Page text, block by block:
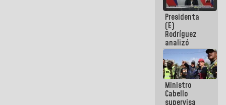
primer
encuentro
presencial
para el
diálogo
Presidenta
(E)
Rodríguez
analizó
junto a
gobernadores
planes de
recuperación
del Sistema
Eléctrico
Ministro
Cabello
supervisa